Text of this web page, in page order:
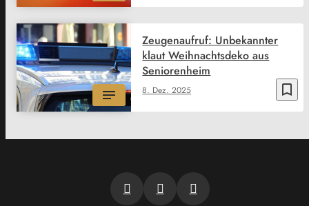
bookmark_border
8. Dez. 2025
Zeugenaufruf: Unbekannter
klaut Weihnachtsdeko aus
Seniorenheim